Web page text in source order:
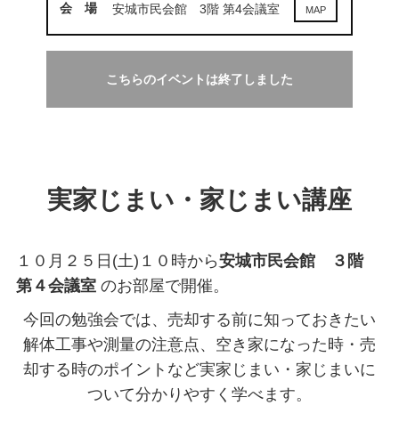
会 場 安城市民会館 3階 第4会議室 MAP
こちらのイベントは終了しました
実家じまい・家じまい講座
１０月２５日(土)１０時から安城市民会館 ３階
第４会議室のお部屋で開催。
今回の勉強会では、売却する前に知っておきたい
解体工事や測量の注意点、空き家になった時・売
却する時のポイントなど実家じまい・家じまいに
ついて分かりやすく学べます。